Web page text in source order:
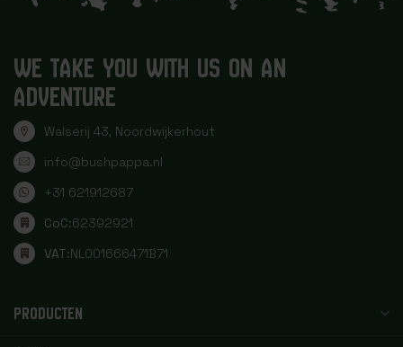
WE TAKE YOU WITH US ON AN
ADVENTURE
Walserij 43, Noordwijkerhout
info@bushpappa.nl
+31 621912687
CoC:62392921
VAT:NL001666471B71
PRODUCTEN